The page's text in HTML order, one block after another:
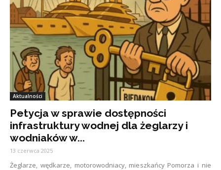
Aktualności
Petycja w sprawie dostępności
infrastruktury wodnej dla żeglarzy i
wodniaków w...
13 czerwca 2025
Żeglarze, wędkarze, motorowodniacy, mieszkańcy Pomorza i nie